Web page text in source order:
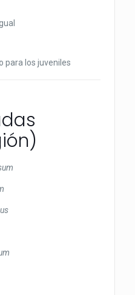
para los juveniles